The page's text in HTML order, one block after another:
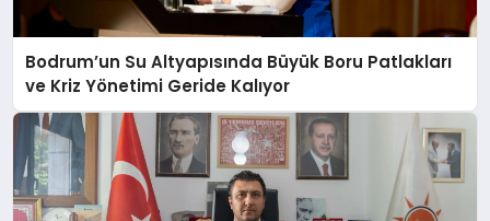
Bodrum’un Su Altyapısında Büyük Boru Patlakları
ve Kriz Yönetimi Geride Kalıyor